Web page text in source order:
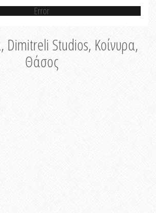
Error
Dimitreli Studios, Κοίνυρα,
Θάσος